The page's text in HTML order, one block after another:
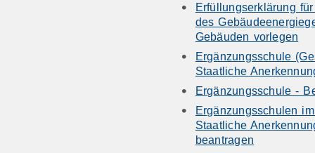
Erfüllungserklärung
des
Gebäuden vorlegen
Ergänzungsschule
Staatliche
Ergänzungsschule -
Ergänzungsschulen
Staatliche
beantragen